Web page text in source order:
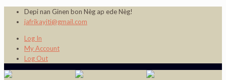
Depi nan Ginen bon Nèg ap ede Nèg!
jafrikayiti@gmail.com
Log In
My Account
Log Out